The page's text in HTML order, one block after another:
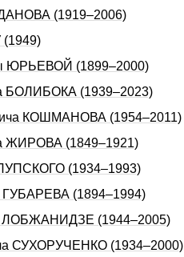
(1919–2006)
ЮРЬЕВОЙ (1899–2000)
БОЛИБОКА (1939–2023)
КОШМАНОВА (1954–2011)
ЖИРОВА (1849–1921)
(1934–1993)
ГУБАРЕВА (1894–1994)
ЛОБЖАНИДЗЕ (1944–2005)
СУХОРУЧЕHКО (1934–2000)